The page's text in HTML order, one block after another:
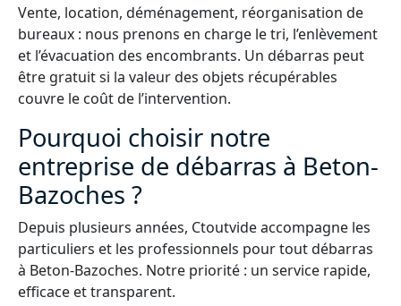
Vente, location, déménagement, réorganisation de
bureaux : nous prenons en charge le tri, l’enlèvement
et l’évacuation des encombrants. Un débarras peut
être gratuit si la valeur des objets récupérables
couvre le coût de l’intervention.
Pourquoi choisir notre
entreprise de débarras à Beton-
Bazoches ?
Depuis plusieurs années, Ctoutvide accompagne les
particuliers et les professionnels pour tout débarras
à Beton-Bazoches. Notre priorité : un service rapide,
efficace et transparent.